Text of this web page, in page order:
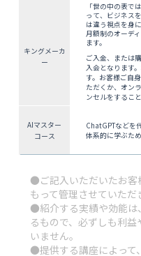
「世の中の表で
って、ビジネス
は違う視点を身
月額制のオーデ
ます。
キングメーカ
ー
ご入金、または
入会となります
す。お客様ご自
ただくか、オン
ンセルをするこ
ChatGPTなどを
体系的に学ぶた
AIマスター
コース
●ご記入いただいたお客
もって管理させていただ
●紹介する実績や効能は
るもので、必ずしも利
いません。
●提供する講座によって